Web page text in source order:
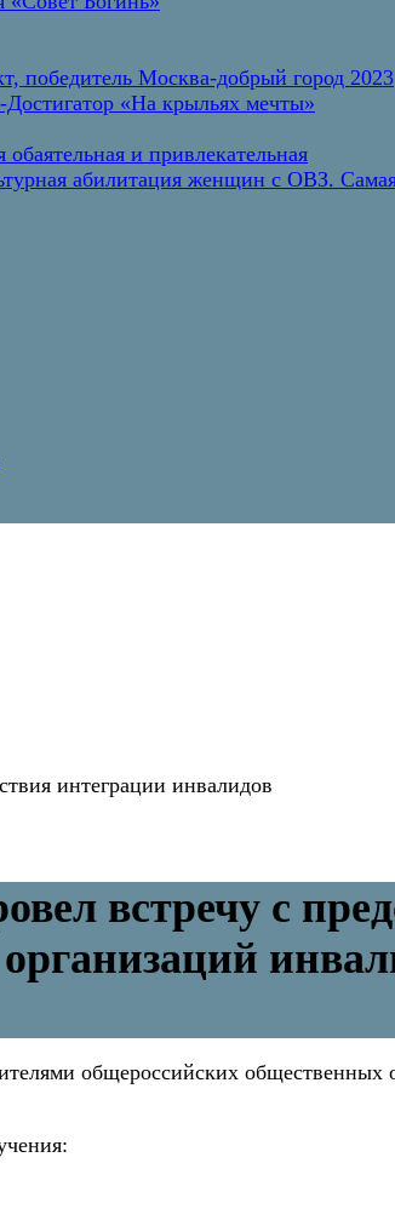
победитель Москва-добрый город 2023
«На крыльях мечты»
и привлекательная
абилитация женщин с ОВЗ. Самая
интеграции инвалидов
встречу с
общероссийских